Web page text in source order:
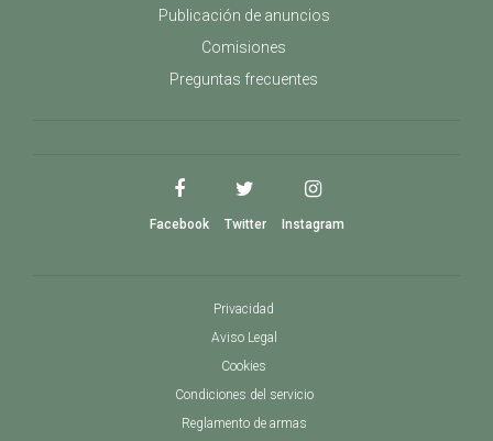
Publicación de anuncios
Comisiones
Preguntas frecuentes
Facebook Twitter Instagram
Privacidad
Aviso Legal
Cookies
Condiciones del servicio
Reglamento de armas